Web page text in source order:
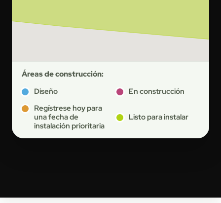
Áreas de construcción:
Diseño
En construcción
Regístrese hoy para
una fecha de
instalación prioritaria
Listo para instalar